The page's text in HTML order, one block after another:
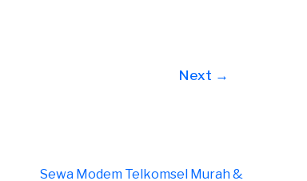
Next →
Sewa Modem Telkomsel Murah &